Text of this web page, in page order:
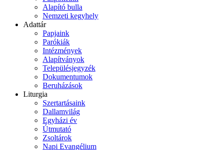
Alapító bulla
Nemzeti kegyhely
Adattár
Papjaink
Parókiák
Intézmények
Alapítványok
Településjegyzék
Dokumentumok
Beruházások
Liturgia
Szertartásaink
Dallamvilág
Egyházi év
Útmutató
Zsoltárok
Napi Evangélium